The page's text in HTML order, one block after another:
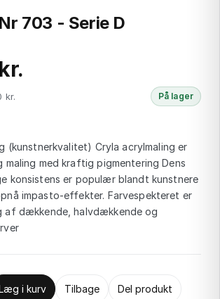
703 - Serie D
kr. På lager
(kunstnerkvalitet) Cryla acrylmaling er
med kraftig pigmentering Dens
konsistens er populær blandt kunstnere
impasto-effekter. Farvespekteret er
af dækkende, halvdækkende og
i kurv Tilbage Del produkt